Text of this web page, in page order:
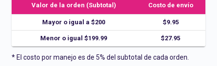
Valor de la orden (Subtotal) Costo de envío
Mayor o igual a $200 $9.95
Menor o igual $199.99 $27.95
* El costo por manejo es de 5% del subtotal de cada orden.